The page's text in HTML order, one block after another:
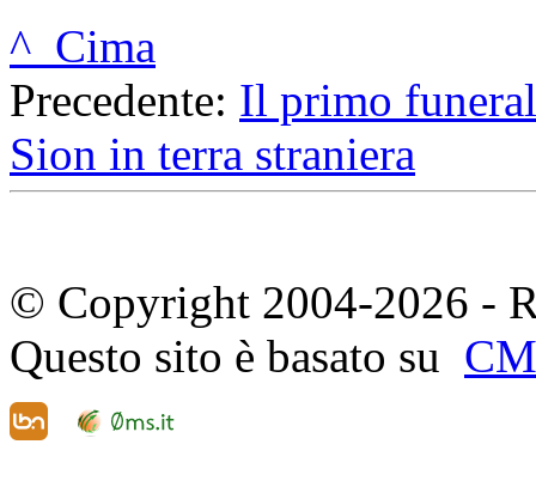
^ Cima
Precedente: Il primo
Sion in terra straniera
© Copyright 2004-2026 -
Questo sito è basato su